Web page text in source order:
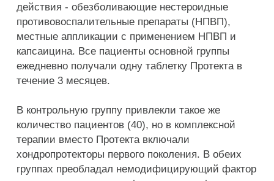
действия - обезболивающие нестероидные
противовоспалительные препараты (НПВП),
местные аппликации с применением НПВП и
капсаицина. Все пациенты основной группы
ежедневно получали одну таблетку Протекта в
течение 3 месяцев.
В контрольную группу привлекли такое же
количество пациентов (40), но в комплексной
терапии вместо Протекта включали
хондропротекторы первого поколения. В обеих
группах преобладал немодифицирующий фактор